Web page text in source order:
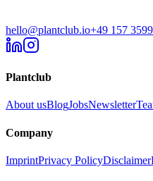
hello@plantclub.io+49 157
Plantclub
About usBlogJobsNewsletter
Company
ImprintPrivacy PolicyDisclaimer